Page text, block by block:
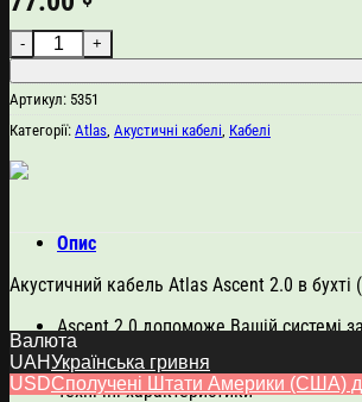
Atlas Ascent 2.0 (ціна за 1м) кількість
Артикул: 5351
Категорії: Atlas Акустичні кабелі Кабелі
Опис
Акустичний кабель Atlas Ascent 2.0 в бухті
Ascent 2.0 допоможе Вашій системі
відкритими та деталізованими
Технічні характеристики
Валюта
UAHУкраїнська гривня
USDСполучені Штати Америки (США)